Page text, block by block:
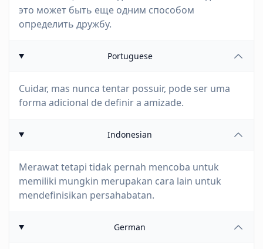
это может быть еще одним способом
определить дружбу.
Portuguese
Cuidar, mas nunca tentar possuir, pode ser uma
forma adicional de definir a amizade.
Indonesian
Merawat tetapi tidak pernah mencoba untuk
memiliki mungkin merupakan cara lain untuk
mendefinisikan persahabatan.
German